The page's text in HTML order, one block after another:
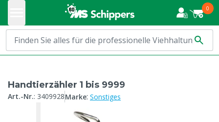
0
Handtierzähler 1 bis 9999
Art.-Nr.: 3409928Marke: Sonstiges